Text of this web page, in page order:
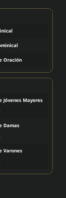
Oración
Jóvenes Mayores
Damas
Varones